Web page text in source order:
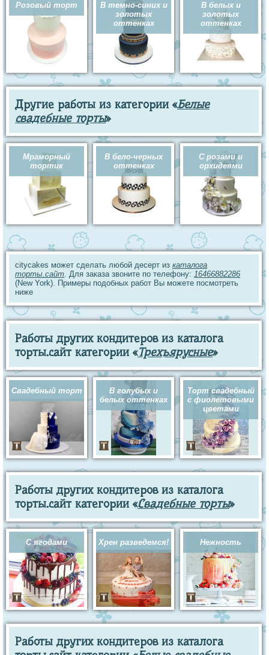
Розовый торт
В темно-синих и
золотых
оттенках
В белых и
золотых
оттенках
Другие работы из категории «Белые
свадебные торты»
Мраморный
тортик
В бело-черных
оттенках
С розами и
орхидеями
citycakes может сделать любой десерт из каталога
торты.сайт. Для заказа звоните по телефону: 16466882286
(New York). Примеры подобных работ Вы можете посмотреть
ниже
Работы других кондитеров из каталога
торты.сайт категории «Трехъярусные»
Свадебный торт
В голубых и
белых оттенках
Торт свадебный
с фиолетовыми
цветами
Работы других кондитеров из каталога
торты.сайт категории «Свадебные торты»
С ягодами Хрен разведемся! Нежность
Работы других кондитеров из каталога